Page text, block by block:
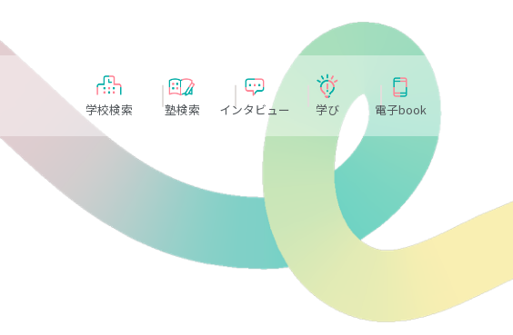
学校検索 塾検索 インタビュー 学び 電子book